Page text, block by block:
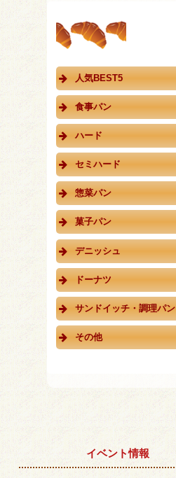
人気BEST5
食事パン
ハード
セミハード
惣菜パン
菓子パン
デニッシュ
ドーナツ
サンドイッチ・調理パン
その他
イベント情報